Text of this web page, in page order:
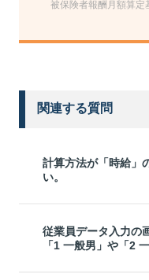
被保険者報酬月額算定
関連する質問
計算方法が「時給」
い。
従業員データ入力の
「1 一般男」や「2